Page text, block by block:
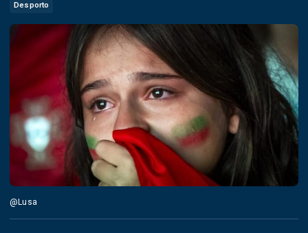
Desporto
@Lusa